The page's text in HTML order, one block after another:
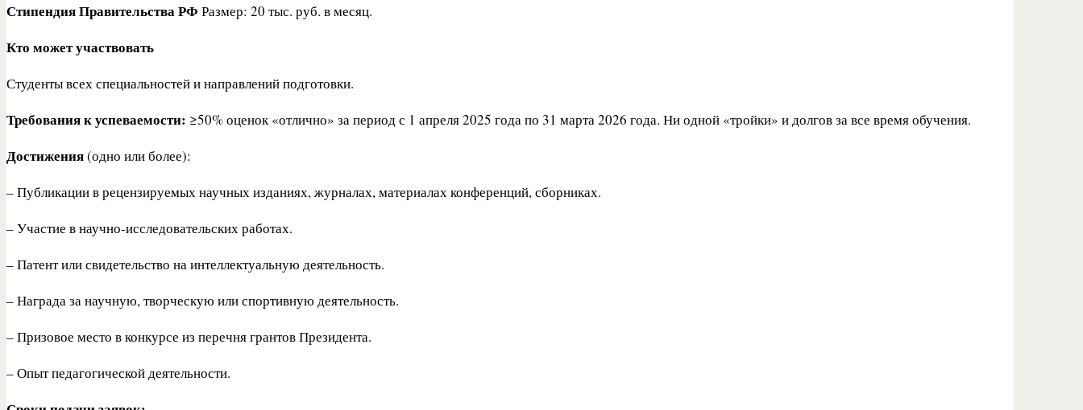
Стипендия Правительства РФ Размер: 20 тыс. руб. в месяц.
Кто может участвовать
Студенты всех специальностей и направлений подготовки.
Требования к успеваемости: ≥50% оценок «отлично» за период с 1 апреля 2025 года по 31 марта 2026 года. Ни одной «тройки» и долгов за все время обучения.
Достижения(одно или более):
– Публикации в рецензируемых научных изданиях, журналах, материалах конференций, сборниках.
– Участие в научно-исследовательских работах.
– Патент или свидетельство на интеллектуальную деятельность.
– Награда за научную, творческую или спортивную деятельность.
– Призовое место в конкурсе из перечня грантов Президента.
– Опыт педагогической деятельности.